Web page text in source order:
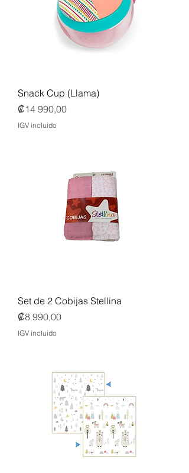
Snack Cup (Llama)
Precio
₡14 990,00
IGV incluido
Set de 2 Cobijas Stellina
Precio
₡8 990,00
IGV incluido